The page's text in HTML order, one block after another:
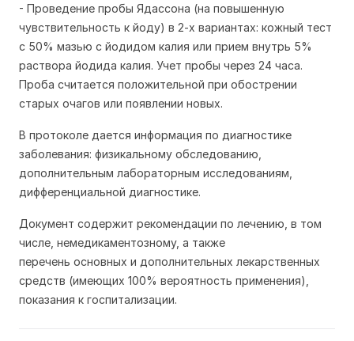
- Проведение пробы Ядассона (на повышенную
чувствительность к йоду) в 2-х вариантах: кожный тест
с 50% мазью с йодидом калия или прием внутрь 5%
раствора йодида калия. Учет пробы через 24 часа.
Проба считается положительной при обострении
старых очагов или появлении новых.
В протоколе дается информация по диагностике
заболевания: физикальному обследованию,
дополнительным лабораторным исследованиям,
дифференциальной диагностике.
Документ содержит рекомендации по лечению, в том
числе, немедикаментозному, а также
перечень основных и дополнительных лекарственных
средств (имеющих 100% вероятность применения),
показания к госпитализации.